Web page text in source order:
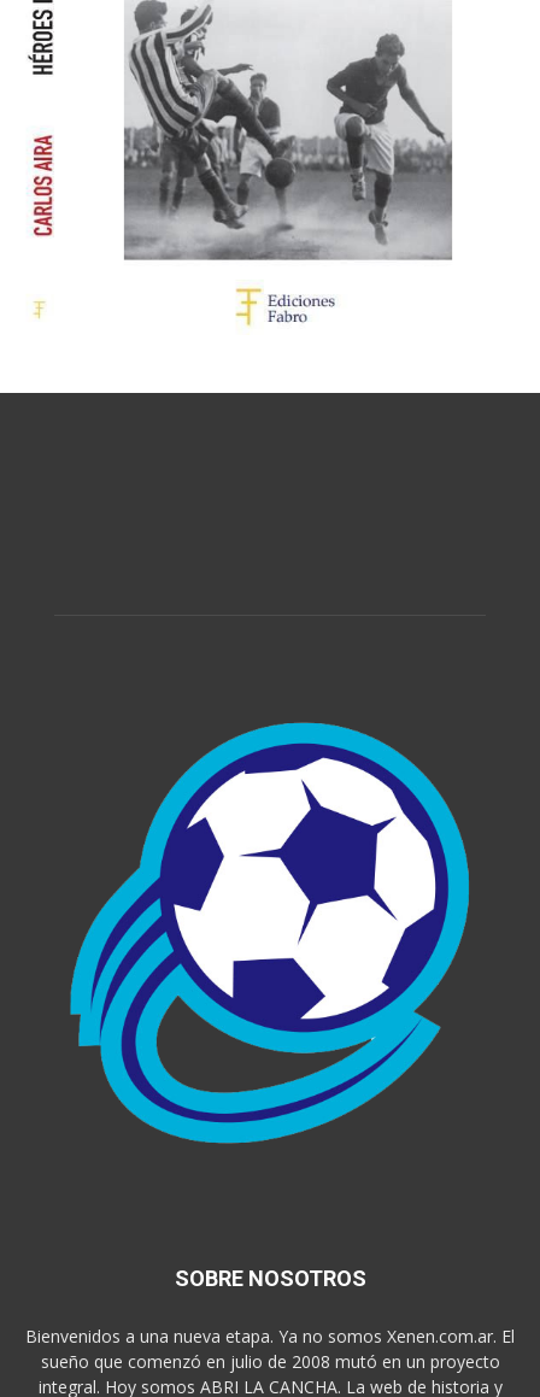
SOBRE NOSOTROS
Bienvenidos a una nueva etapa. Ya no somos Xenen.com.ar. El
sueño que comenzó en julio de 2008 mutó en un proyecto
integral. Hoy somos ABRI LA CANCHA. La web de historia y